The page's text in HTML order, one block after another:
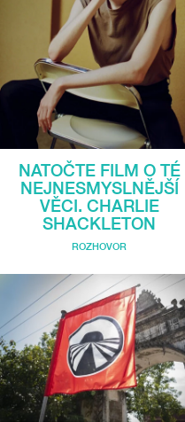
NATOČTE FILM O TÉ
NEJNESMYSLNĚJŠÍ
VĚCI. CHARLIE
SHACKLETON
ROZHOVOR